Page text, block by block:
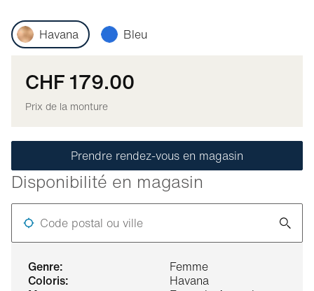
genre:
Femme
coloris:
Havana
Havana Bleu
CHF 179.00
Prix de la monture
Prendre rendez-vous en magasin
Disponibilité en magasin
Code postal ou ville